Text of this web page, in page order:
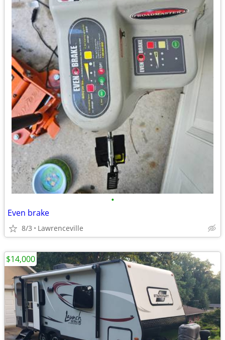
•
Even brake
8/3 Lawrenceville
$14,000